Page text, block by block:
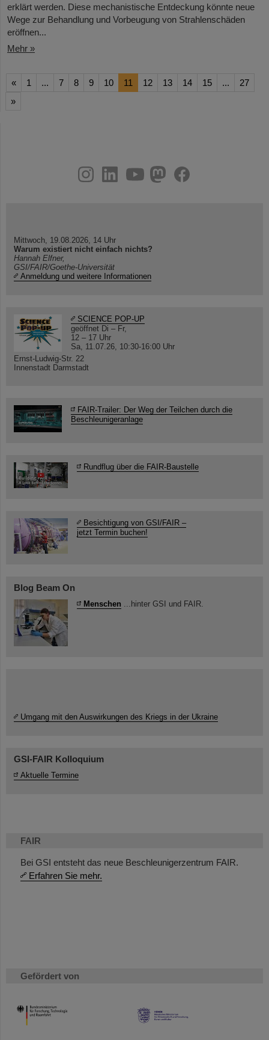
FAIR
Bei GSI entsteht das neue Beschleunigerzentrum FAIR.
Erfahren Sie mehr.
Gefördert von
HMWK
erklärt werden. Diese mechanistische Entdeckung könnte neue
Wege zur Behandlung und Vorbeugung von Strahlenschäden
eröffnen...
Mehr »
« 1 ... 7 8 9 10 11 12 13 14 15 ...
27
»
youtube
helmholtz.social
facebook
Mittwoch, 19.08.2026, 14 Uhr
Warum existiert nicht einfach nichts?
Hannah Elfner,
GSI/FAIR/Goethe-Universität
Anmeldung und weitere Informationen
SCIENCE POP-UP
geöffnet Di – Fr,
12 – 17 Uhr
Sa, 11.07.26, 10:30-16:00 Uhr
Ernst-Ludwig-Str. 22
Innenstadt Darmstadt
FAIR-Trailer: Der Weg der Teilchen durch die
Beschleunigeranlage
Rundflug über die FAIR-Baustelle
Besichtigung von GSI/FAIR –
jetzt Termin buchen!
Blog Beam On
Menschen ...hinter GSI und FAIR.
Umgang mit den Auswirkungen des Kriegs in der Ukraine
GSI-FAIR Kolloquium
Aktuelle Termine